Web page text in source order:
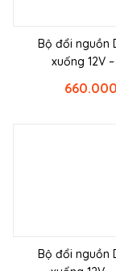
Bộ đổi nguồn
xuống 12V
660.000
Bộ đổi nguồn